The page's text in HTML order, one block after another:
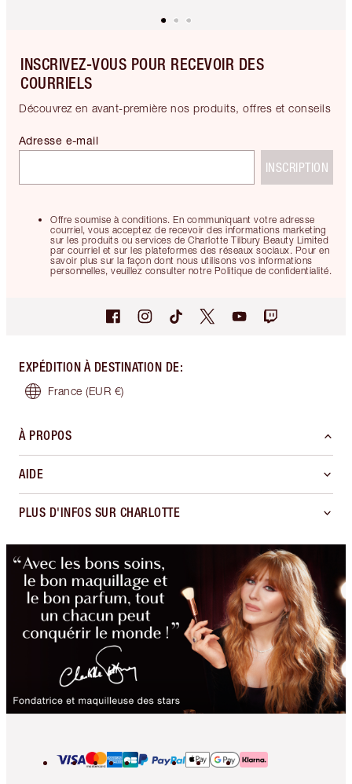
INSCRIVEZ-VOUS POUR RECEVOIR DES
COURRIELS
Découvrez en avant-première nos produits, offres et conseils
Offre soumise à conditions. En communiquant votre adresse
courriel, vous acceptez de recevoir des informations marketing
sur les produits ou services de Charlotte Tilbury Beauty Limited
par courriel et sur les plateformes des réseaux sociaux. Pour en
savoir plus sur la façon dont nous utilisons vos informations
personnelles, veuillez consulter notre Politique de confidentialité.
Adresse e-mail
INSCRIPTION
EXPÉDITION À DESTINATION DE:
France (EUR €)
À PROPOS
AIDE
PLUS D'INFOS SUR CHARLOTTE